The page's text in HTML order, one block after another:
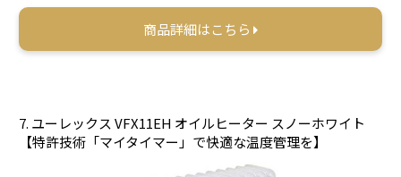
商品詳細はこちら
7. ユーレックス VFX11EH オイルヒーター スノーホワイト
【特許技術「マイタイマー」で快適な温度管理を】